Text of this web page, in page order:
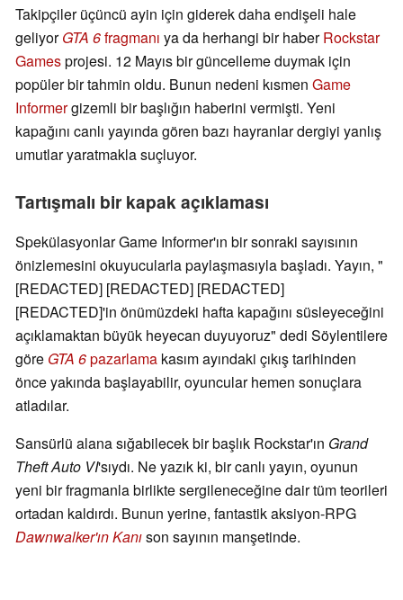
Takipçiler üçüncü ayin için giderek daha endişeli hale
geliyorGTA 6fragmanı ya da herhangi bir haberRockstar
Gamesprojesi. 12 Mayıs bir güncelleme duymak için
popüler bir tahmin oldu. Bunun nedeni kısmen Game
Informergizemli bir başlığın haberini vermişti. Yeni
kapağını canlı yayında gören bazı hayranlar dergiyi yanlış
umutlar yaratmakla suçluyor.
Tartışmalı bir kapak açıklaması
Spekülasyonlar Game Informer'ın bir sonraki sayısının
önizlemesini okuyucularla paylaşmasıyla başladı. Yayın, "
[REDACTED] [REDACTED] [REDACTED]
[REDACTED]'in önümüzdeki hafta kapağını süsleyeceğini
açıklamaktan büyük heyecan duyuyoruz" dedi Söylentilere
göre GTA 6pazarlama kasım ayındaki çıkış tarihinden
önce yakında başlayabilir, oyuncular hemen sonuçlara
atladılar.
Sansürlü alana sığabilecek bir başlık Rockstar'ın Grand
Theft Auto VI'sıydı. Ne yazık ki, bir canlı yayın, oyunun
yeni bir fragmanla birlikte sergileneceğine dair tüm teorileri
ortadan kaldırdı. Bunun yerine, fantastik aksiyon-RPG
Dawnwalker'ın Kanıson sayının manşetinde.